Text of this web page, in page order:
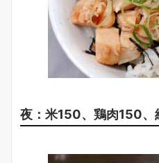
夜：米150、鶏肉150、